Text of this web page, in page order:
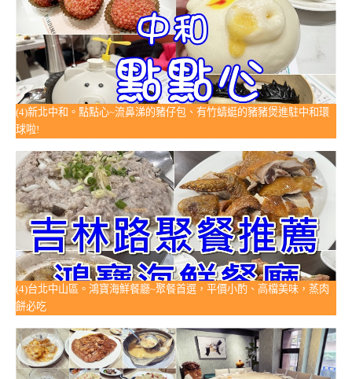
(4)新北中和。點點心~流鼻涕的豬仔包、有竹蜻蜓的豬豬煲進駐中和環
球啦!
(4)台北中山區。鴻寶海鮮餐廳~聚餐首選，平價小酌、高檔美味，蒸肉
餅必吃